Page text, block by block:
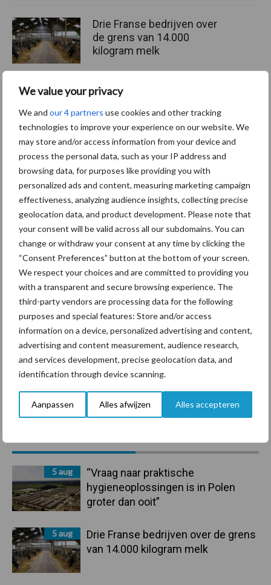
We value your privacy
We and our 4 partners use cookies and other tracking
technologies to improve your experience on our website. We
may store and/or access information from your device and
process the personal data, such as your IP address and
browsing data, for purposes like providing you with
personalized ads and content, measuring marketing campaign
effectiveness, analyzing audience insights, collecting precise
geolocation data, and product development. Please note that
your consent will be valid across all our subdomains. You can
change or withdraw your consent at any time by clicking the
“Consent Preferences” button at the bottom of your screen.
We respect your choices and are committed to providing you
with a transparent and secure browsing experience. The
third-party vendors are processing data for the following
purposes and special features: Store and/or access
information on a device, personalized advertising and content,
advertising and content measurement, audience research,
and services development, precise geolocation data, and
identification through device scanning.
Aanpassen Alles afwijzen Alles accepteren
Sidebar
5 aug
“Vraag naar praktische
hygieneoplossingen is in Polen
groter dan ooit”
5 aug
Drie Franse bedrijven over de grens
van 14.000 kilogram melk
Drie Franse bedrijven over
de grens van 14.000
kilogram melk
compacte dubbelrotor-
zwadhark in de hef
Themapagina's
Diergezondheid Bemesting Fokkerij
Bedrijfsnieuws
Ligbox &
Voerhekken
Toon meer